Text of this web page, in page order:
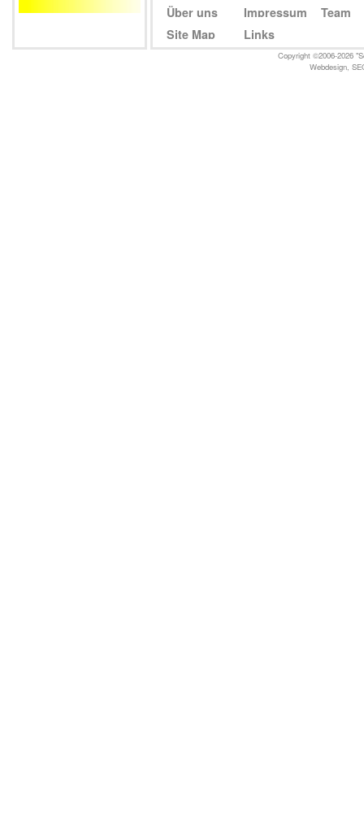
Über uns Impressum
Team
Site Map
Links
Copyright ©2006-2026
Webdesign,